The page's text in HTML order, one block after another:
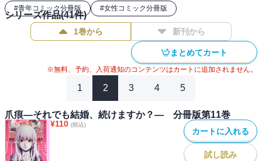
#青年コミック分冊版 #女性コミック分冊版
シリーズ作品(41件)
1巻から 新刊から
まとめてカート
※無料、予約、入荷通知のコンテンツはカートに追加されません。
1 2 3 4 5
爪痕―それでも結婚、続けますか？― 分冊版第11巻
¥110 (税込)
カートに入れる
試し読み